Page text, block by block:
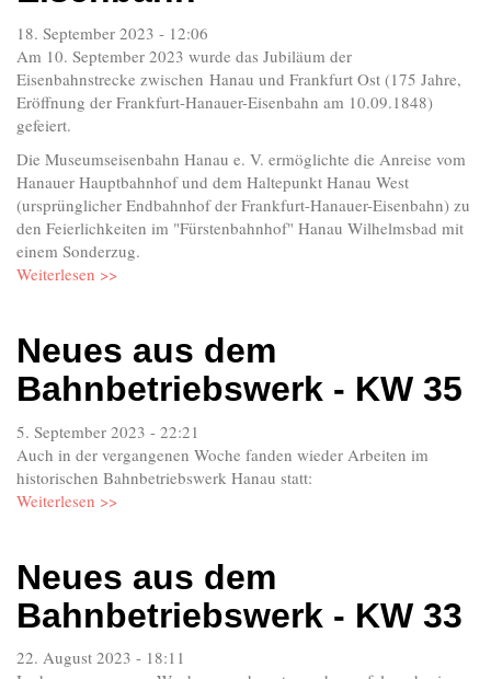
18. September 2023 - 12:06
Am 10. September 2023 wurde das Jubiläum der
Eisenbahnstrecke zwischen Hanau und Frankfurt Ost (175 Jahre,
Eröffnung der Frankfurt-Hanauer-Eisenbahn am 10.09.1848)
gefeiert.
Die Museumseisenbahn Hanau e. V. ermöglichte die Anreise vom
Hanauer Hauptbahnhof und dem Haltepunkt Hanau West
(ursprünglicher Endbahnhof der Frankfurt-Hanauer-Eisenbahn) zu
den Feierlichkeiten im "Fürstenbahnhof" Hanau Wilhelmsbad mit
einem Sonderzug.
Weiterlesen >>
Neues aus dem
Bahnbetriebswerk - KW 35
5. September 2023 - 22:21
Auch in der vergangenen Woche fanden wieder Arbeiten im
historischen Bahnbetriebswerk Hanau statt:
Weiterlesen >>
Neues aus dem
Bahnbetriebswerk - KW 33
22. August 2023 - 18:11